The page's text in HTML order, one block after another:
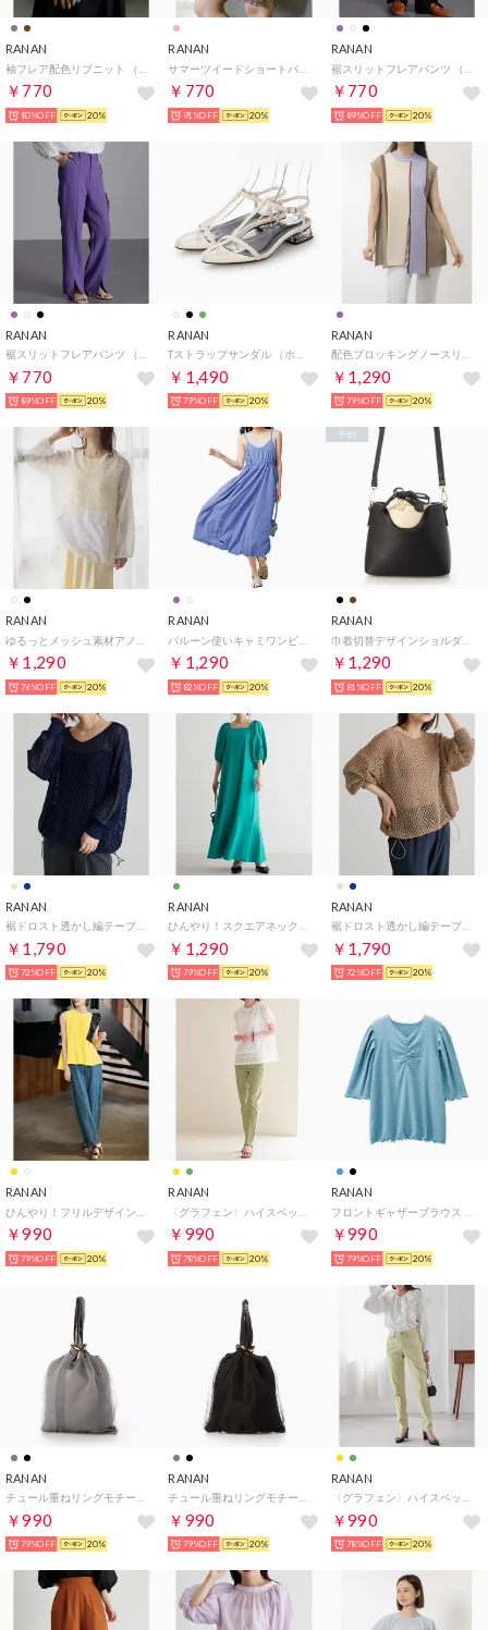
RANAN
￥770
80%OFF 20%
RANAN
￥770
91%OFF 20%
RANAN
￥770
89%OFF 20%
RANAN
￥770
89%OFF 20%
RANAN
￥1,490
79%OFF 20%
RANAN
￥1,290
79%OFF 20%
RANAN
￥1,290
76%OFF 20%
RANAN
￥1,290
82%OFF 20%
RANAN
巾着切替デザインショルダーバッグ （ブラックケイ）
￥1,290
予約
81%OFF 20%
RANAN
￥1,790
72%OFF 20%
RANAN
￥1,290
79%OFF 20%
RANAN
裾ドロスト透かし編テープヤーンニット （ベージュ）
￥1,790
72%OFF 20%
RANAN
￥990
79%OFF 20%
RANAN
￥990
78%OFF 20%
RANAN
￥990
79%OFF 20%
RANAN
￥990
79%OFF 20%
RANAN
￥990
79%OFF 20%
RANAN
￥990
78%OFF 20%